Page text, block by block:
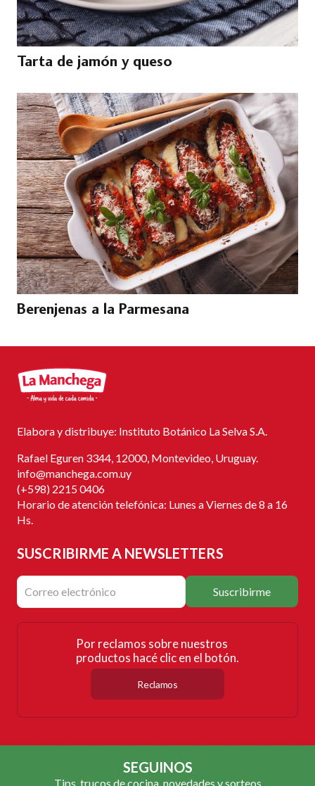
Tarta de jamón y queso
Berenjenas a la Parmesana
Elabora y distribuye: Instituto Botánico La Selva S.A.
Rafael Eguren 3344, 12000, Montevideo, Uruguay.
info@manchega.com.uy
(+598) 2215 0406
Horario de atención telefónica: Lunes a Viernes de 8 a 16
Hs.
SUSCRIBIRME A NEWSLETTERS
Suscribirme
Por reclamos sobre nuestros
productos hacé clic en el botón.
Reclamos
SEGUINOS
Tips, trucos de cocina, novedades y sorteos